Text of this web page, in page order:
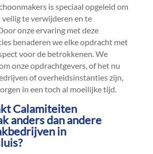
is speciaal opgeleid om
te verwijderen en te
onze ervaring met deze
benaderen we elke opdracht met
voor de betrokkenen.​ We
onze opdrachtgevers, of het nu
of overheidsinstanties zijn,
in een toch al moeilijke tijd.​
Calamiteiten
anders dan andere
in